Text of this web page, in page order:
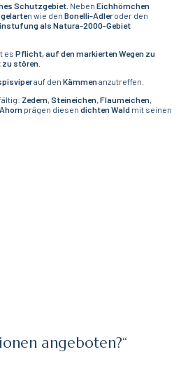
Schutzgebiet. Neben Eichhörnchen
n wie denBonelli-Adleroder den
als Natura-2000-Gebiet
es Pflicht, auf den markierten Wegen zu
stören.
auf den Kämmenanzutreffen.
Zedern, Steineichen, Flaumeichen,
prägen diesendichten Wald mit seinen
angeboten?“